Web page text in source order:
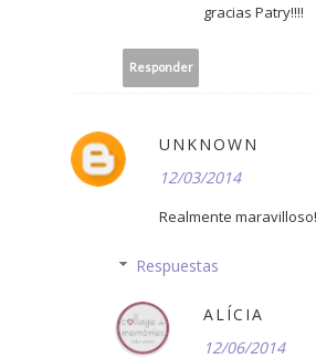
gracias Patry!!!!
Responder
UNKNOWN
12/03/2014
Realmente
Respuestas
ALÍCIA
12/06/2014